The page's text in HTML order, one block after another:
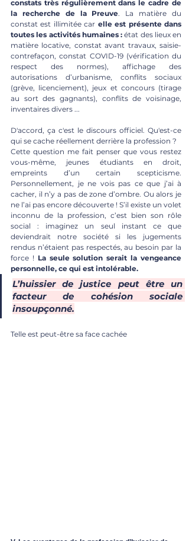
constats très régulièrement dans le cadre de
la recherche de la Preuve. La matière du
constat est illimitée car elle est présente dans
toutes les activités humaines : état des lieux en
matière locative, constat avant travaux, saisie-
contrefaçon, constat COVID-19 (vérification du
respect des normes), affichage des
autorisations d’urbanisme, conflits sociaux
(grève, licenciement), jeux et concours (tirage
au sort des gagnants), conflits de voisinage,
inventaires divers ...
D'accord, ça c'est le discours officiel. Qu'est-ce
qui se cache réellement derrière la profession ?
Cette question me fait penser que vous restez
vous-même, jeunes étudiants en droit,
empreints d’un certain scepticisme.
Personnellement, je ne vois pas ce que j’ai à
cacher, il n’y a pas de zone d’ombre. Ou alors je
ne l’ai pas encore découverte ! S’il existe un volet
inconnu de la profession, c’est bien son rôle
social : imaginez un seul instant ce que
deviendrait notre société si les jugements
rendus n’étaient pas respectés, au besoin par la
force ! La seule solution serait la vengeance
personnelle, ce qui est intolérable.
L’huissier de justice peut être un
facteur de cohésion sociale
insoupçonné.
Telle est peut-être sa face cachée